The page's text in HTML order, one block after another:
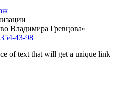
Владимира Гревцова»
43-98
of text that will get a unique link